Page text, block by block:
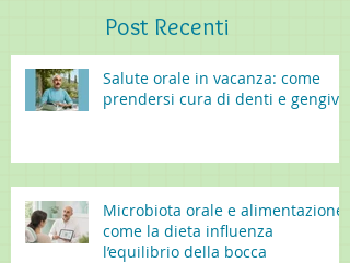
Post Recenti
Salute orale in vacanza: come
prendersi cura di denti e gengive
Microbiota orale e alimentazione:
come la dieta influenza
l’equilibrio della bocca